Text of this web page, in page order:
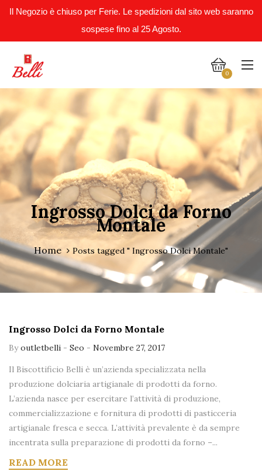
Il Negozio è chiuso per Ferie. Le spedizioni dal sito web saranno
sospese fino al 25 Agosto.
0
Ingrosso Dolci da Forno
Montale
Home Posts tagged " Ingrosso Dolci Montale"
Ingrosso Dolci da Forno Montale
Byoutletbelli - Seo - Novembre 27, 2017
Il Biscottificio Belli è un’azienda specializzata nella
produzione dolciaria artigianale di prodotti da forno.
L’azienda nasce per esercitare l’attività di produzione,
commercializzazione e fornitura di prodotti di pasticceria
artigianale fresca e secca. L’attività prevalente è da sempre
incentrata sulla preparazione di prodotti da forno –...
READ MORE